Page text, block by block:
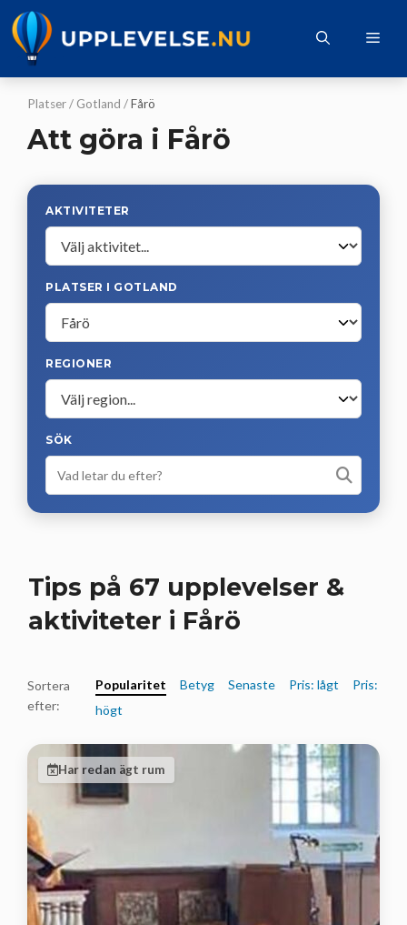
Hoppa
till
innehåll
Platser/ Gotland /Fårö
Att göra i Fårö
AKTIVITETER
PLATSER I GOTLAND
REGIONER
SÖK
Tips på 67 upplevelser &
aktiviteter i Fårö
Sortera
efter:
Popularitet Betyg Senaste Pris: lågt
Pris:
högt
Har redan ägt rum